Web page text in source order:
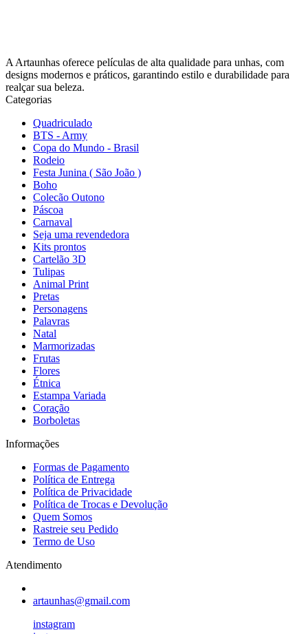
A Artaunhas oferece películas de alta qualidade para unhas, com
designs modernos e práticos, garantindo estilo e durabilidade para
realçar sua beleza.
Categorias
Quadriculado
BTS - Army
Copa do Mundo - Brasil
Rodeio
Festa Junina ( São João )
Boho
Colecão Outono
Páscoa
Carnaval
Seja uma revendedora
Kits prontos
Cartelão 3D
Tulipas
Animal Print
Pretas
Personagens
Palavras
Natal
Marmorizadas
Frutas
Flores
Étnica
Estampa Variada
Coração
Borboletas
Informações
Formas de Pagamento
Política de Entrega
Política de Privacidade
Política de Trocas e Devolução
Quem Somos
Rastreie seu Pedido
Termo de Uso
Atendimento
artaunhas@gmail.com
instagram